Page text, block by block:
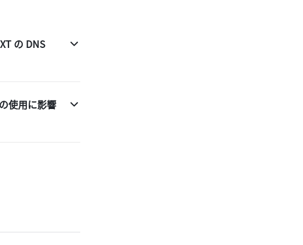
の DNS
使用に影響